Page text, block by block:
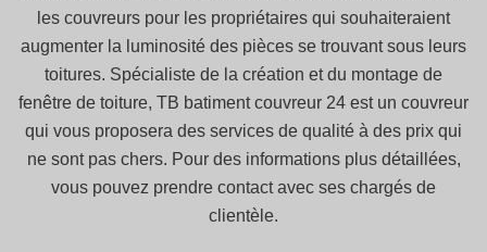
les couvreurs pour les propriétaires qui souhaiteraient
augmenter la luminosité des pièces se trouvant sous leurs
toitures. Spécialiste de la création et du montage de
fenêtre de toiture, TB batiment couvreur 24 est un couvreur
qui vous proposera des services de qualité à des prix qui
ne sont pas chers. Pour des informations plus détaillées,
vous pouvez prendre contact avec ses chargés de
clientèle.